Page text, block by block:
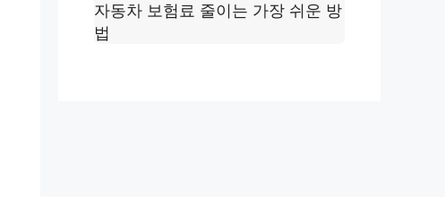
자동차 보험료 줄이는 가장 쉬운 방
법